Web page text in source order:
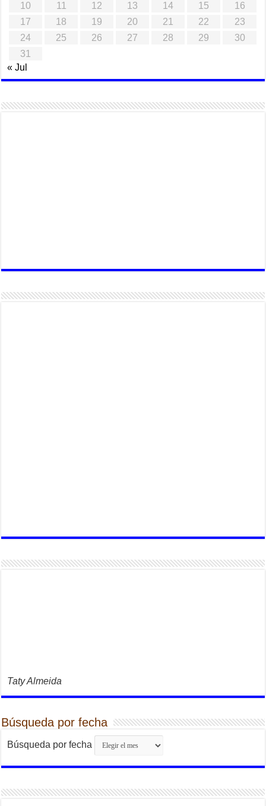
10
11 12 13 14 15
16
17
18 19 20 21 22
23
24
25 26 27 28 29
30
31
« Jul
Taty Almeida
Búsqueda por fecha
Búsqueda por fecha